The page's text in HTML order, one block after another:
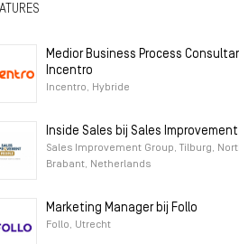
Medior Business Process
Incentro
Incentro, Hybride
Inside Sales bij Sales Improvement
Sales Improvement Group, Tilburg,
Brabant, Netherlands
Marketing Manager bij Follo
Follo, Utrecht